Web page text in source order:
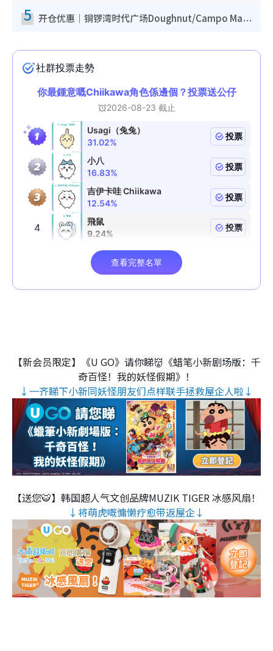
5 开仓优惠｜铜锣湾时代广场Doughnut/Campo Marzio开仓低至1折！背囊、书包、手袋劈价$200起
【新会员限定】《U GO》请你睇👹《蜡笔小新剧场版：千
奇百怪！我的妖怪假期》！
↓一齐睇下小新同妖怪朋友们点样联手拯救屋企人啦↓
【送您🐯】韩国超人气文创品牌MUZIK TIGER 冰感风扇！
↓将萌虎嘅慵懒疗愈带返屋企↓